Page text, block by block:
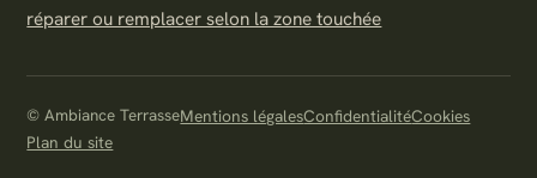
réparer ou remplacer selon la zone touchée
© Ambiance TerrasseMentions légalesConfidentialitéCookies
Plan du site